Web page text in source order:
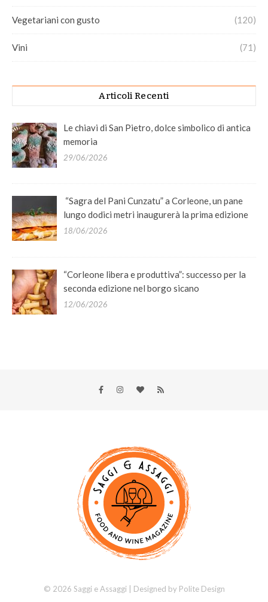
Vegetariani con gusto (120)
Vini (71)
Articoli Recenti
Le chiavi di San Pietro, dolce simbolico di antica
memoria
29/06/2026
“Sagra del Pani Cunzatu” a Corleone, un pane
lungo dodici metri inaugurerà la prima edizione
18/06/2026
“Corleone libera e produttiva”: successo per la
seconda edizione nel borgo sicano
12/06/2026
© 2026 Saggi e Assaggi | Designed by Polite Design